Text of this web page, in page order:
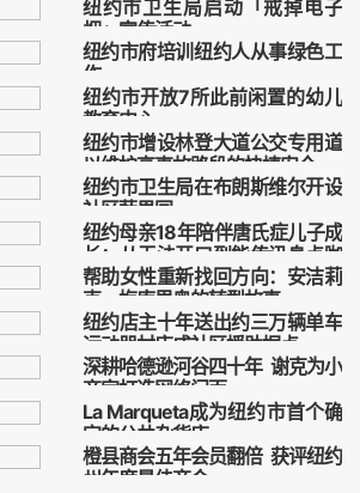
纽约市卫生局启动「戒掉电子
烟」宣传活动
纽约市 卫生局 戒掉 电子烟
纽约市府培训纽约人从事绿色工
作
纽约 市府 培训 纽约人
纽约市开放7所此前闲置的幼儿
教育中心
纽约市 开放 7所 闲置
纽约市增设林登大道公交专用道
以维护高事故路段的快捷安全
纽约市 增设
林登大道
公交专用道
纽约市卫生局在布朗斯维尔开设
社区蔬果园
纽约市 卫生局
布朗斯维尔
开设
纽约母亲18年陪伴唐氏症儿子成
长：从无法开口到能传讯息点咖
啡
纽约 母亲 18年 陪伴
帮助女性重新找回方向：安洁莉
克．梅库里奥的转型故事
帮助 女性 重新 找回
纽约店主十年送出约三万辆单车
运动器材店成社区援助据点
纽约 店主 十年 送出
深耕哈德逊河谷四十年 谢克为小
商家打造网络门面
哈德逊河谷 四十年
谢克
小商家
La Marqueta成为纽约市首个确
定的公共杂货店
La Marqueta 纽约市 首个
橙县商会五年会员翻倍 获评纽约
州年度最佳商会